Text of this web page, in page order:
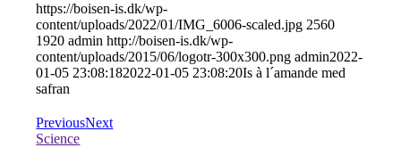
https://boisen-is.dk/wp-
content/uploads/2022/01/IMG_6006-scaled.jpg 2560
1920 admin http://boisen-is.dk/wp-
content/uploads/2015/06/logotr-300x300.png admin2022-
01-05 23:08:182022-01-05 23:08:20Is à l´amande med
safran
PreviousNext
Science